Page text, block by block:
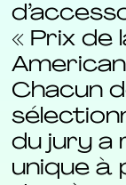
« Prix de
Chacun
du jury a
unique à